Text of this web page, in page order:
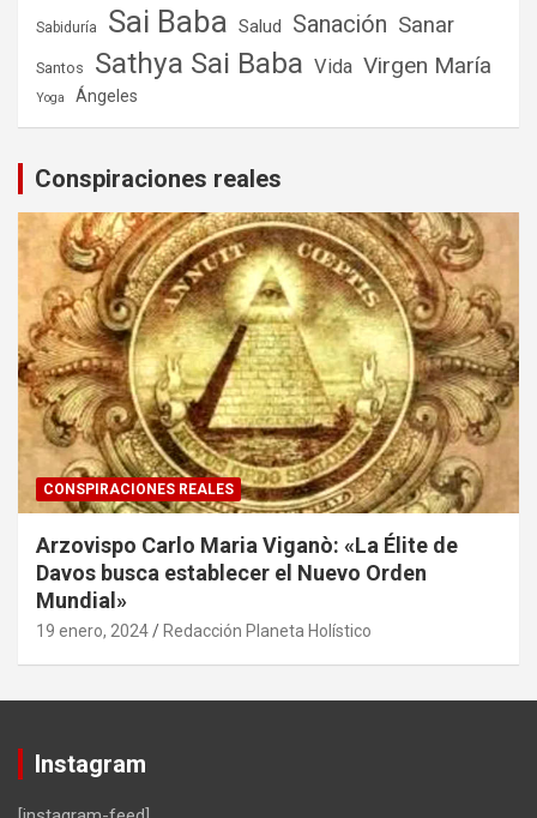
Sabiduría Sai Baba Salud Sanación Sanar
Santos Sathya Sai Baba Vida Virgen María
Yoga Ángeles
Conspiraciones reales
CONSPIRACIONES REALES
Arzovispo Carlo Maria Viganò: «La Élite de
Davos busca establecer el Nuevo Orden
Mundial»
19 enero, 2024 Redacción Planeta Holístico
Instagram